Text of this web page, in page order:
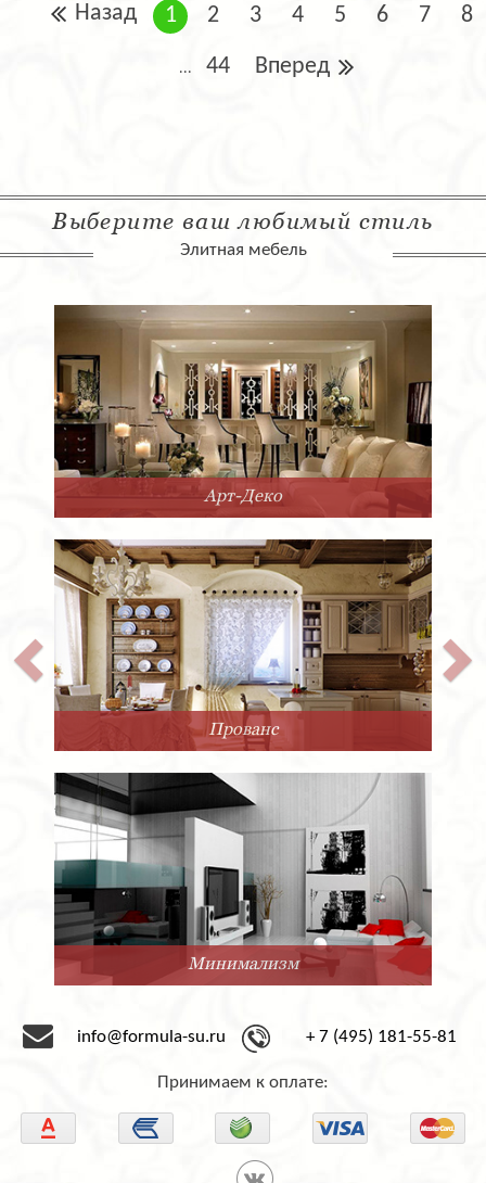
Назад 1 2 3 4 5 6 7 8
... 44 Вперед
Выберите ваш любимый стиль
Элитная мебель
Арт-Деко
Прованс
Минимализм
info@formula-su.ru + 7 (495) 181-55-81
Принимаем к оплате: